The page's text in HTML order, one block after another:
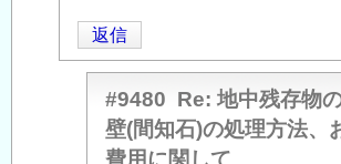
る
「Re:
返信
#9480 Re: 地中残存物
壁(間知石)の処理方法、
費用に関して